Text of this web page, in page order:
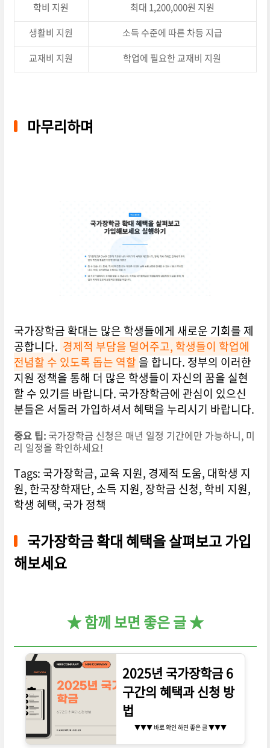
학비 지원
최대 1,200,000원 지원
생활비 지원
소득 수준에 따른 차등 지급
교재비 지원
학업에 필요한 교재비 지원
마무리하며
국가장학금 확대는 많은 학생들에게 새로운 기회를 제
공합니다. 경제적 부담을 덜어주고, 학생들이 학업에
전념할 수 있도록 돕는 역할 을 합니다. 정부의 이러한
지원 정책을 통해 더 많은 학생들이 자신의 꿈을 실현
할 수 있기를 바랍니다. 국가장학금에 관심이 있으신
분들은 서둘러 가입하셔서 혜택을 누리시기 바랍니다.
중요 팁:국가장학금 신청은 매년 일정 기간에만 가능하니, 미
리 일정을 확인하세요!
Tags: 국가장학금, 교육 지원, 경제적 도움, 대학생 지
원, 한국장학재단, 소득 지원, 장학금 신청, 학비 지원,
학생 혜택, 국가 정책
국가장학금 확대 혜택을 살펴보고 가입
해보세요
★ 함께 보면 좋은 글 ★
2025년 국가장학금 6
구간의 혜택과 신청 방
법
▼▼▼ 바로 확인 하면 좋은 글 ▼▼▼